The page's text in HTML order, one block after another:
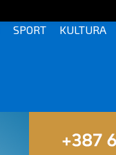
SPORT KULTURA